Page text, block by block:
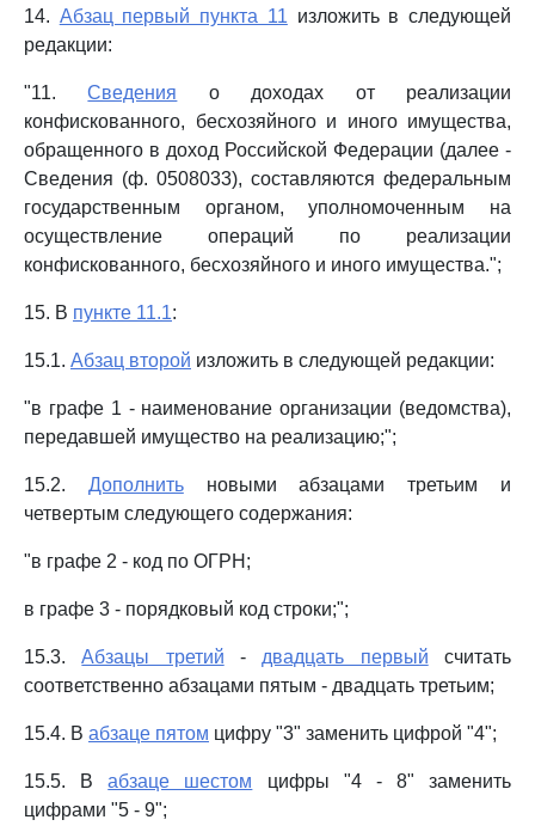
14. Абзац первый пункта 11 изложить в следующей
редакции:
"11.Сведения о доходах от реализации
конфискованного, бесхозяйного и иного имущества,
обращенного в доход Российской Федерации (далее -
Сведения (ф. 0508033), составляются федеральным
государственным органом, уполномоченным на
осуществление операций по реализации
конфискованного, бесхозяйного и иного имущества.";
15. В пункте 11.1:
15.1. Абзац второй изложить в следующей редакции:
"в графе 1 - наименование организации (ведомства),
передавшей имущество на реализацию;";
15.2. Дополнитьновыми абзацами третьим и
четвертым следующего содержания:
"в графе 2 - код по ОГРН;
в графе 3 - порядковый код строки;";
15.3.Абзацы третий - двадцать первый считать
соответственно абзацами пятым - двадцать третьим;
15.4. В абзаце пятом цифру "3" заменить цифрой "4";
15.5. Вабзаце шестом цифры "4 - 8" заменить
цифрами "5 - 9";